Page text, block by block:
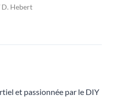
Hebert
et passionnée par le DIY